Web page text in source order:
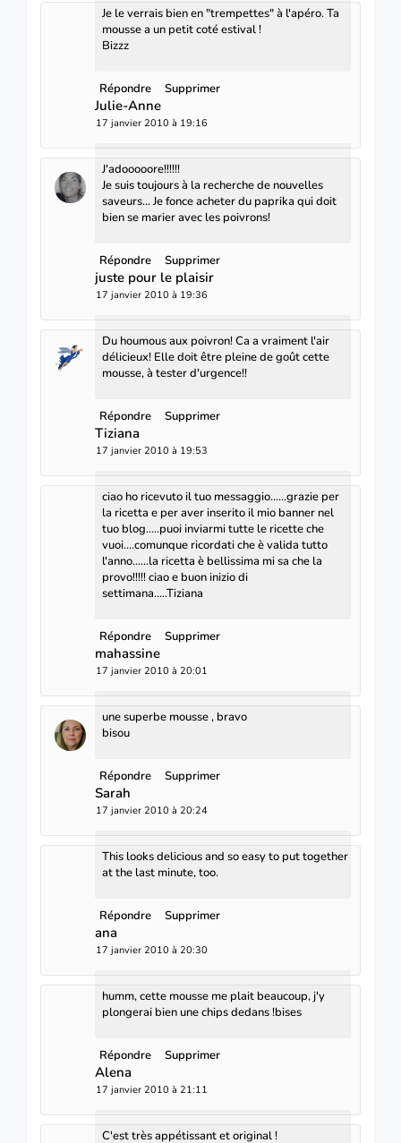
Je le verrais bien en "trempettes" à l'apéro. Ta
mousse a un petit coté estival !
Bizzz
Répondre Supprimer
Julie-Anne
17 janvier 2010 à 19:16
J'adooooore!!!!!!
Je suis toujours à la recherche de nouvelles
saveurs... Je fonce acheter du paprika qui doit
bien se marier avec les poivrons!
Répondre Supprimer
juste pour le plaisir
17 janvier 2010 à 19:36
Du houmous aux poivron! Ca a vraiment l'air
délicieux! Elle doit être pleine de goût cette
mousse, à tester d'urgence!!
Répondre Supprimer
Tiziana
17 janvier 2010 à 19:53
ciao ho ricevuto il tuo messaggio......grazie per
la ricetta e per aver inserito il mio banner nel
tuo blog.....puoi inviarmi tutte le ricette che
vuoi....comunque ricordati che è valida tutto
l'anno......la ricetta è bellissima mi sa che la
provo!!!!! ciao e buon inizio di
settimana.....Tiziana
Répondre Supprimer
mahassine
17 janvier 2010 à 20:01
une superbe mousse , bravo
bisou
Répondre Supprimer
Sarah
17 janvier 2010 à 20:24
This looks delicious and so easy to put together
at the last minute, too.
Répondre Supprimer
ana
17 janvier 2010 à 20:30
humm, cette mousse me plait beaucoup, j'y
plongerai bien une chips dedans !bises
Répondre Supprimer
Alena
17 janvier 2010 à 21:11
C'est très appétissant et original !